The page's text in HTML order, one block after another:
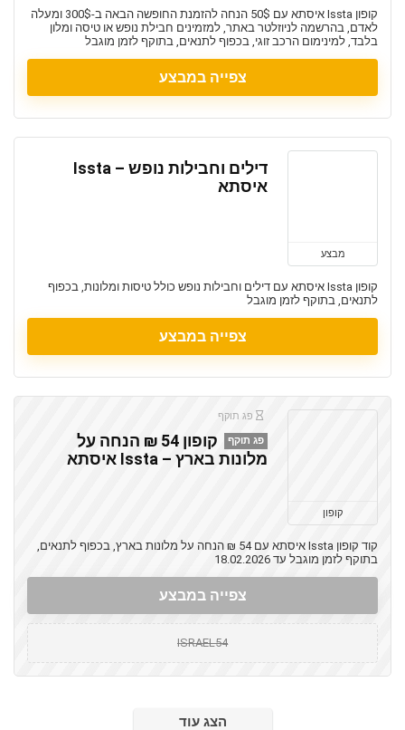
קופון Issta איסתא עם 50$ הנחה להזמנת החופשה הבאה ב-300$ ומעלה
לאדם, בהרשמה לניוזלטר באתר, למזמינים חבילת נופש או טיסה ומלון
בלבד, למינימום הרכב זוגי, בכפוף לתנאים, בתוקף לזמן מוגבל
צפייה במבצע
מבצע
דילים וחבילות נופש – Issta
איסתא
קופון Issta איסתא עם דילים וחבילות נופש כולל טיסות ומלונות, בכפוף
לתנאים, בתוקף לזמן מוגבל
צפייה במבצע
קופון
פג תוקף
פג תוקף
קופון 54 ₪ הנחה על
מלונות בארץ – Issta איסתא
קוד קופון Issta איסתא עם 54 ₪ הנחה על מלונות בארץ, בכפוף לתנאים,
בתוקף לזמן מוגבל עד 18.02.2026
צפייה במבצע
ISRAEL54
הצג עוד